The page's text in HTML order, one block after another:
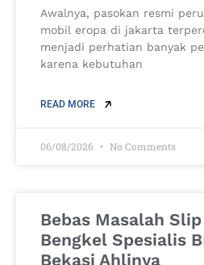
Awalnya, pasokan resmi
mobil eropa di jakarta
menjadi perhatian banyak
karena kebutuhan
READ MORE
06/08/2026 No Comments
Bebas Masalah
Bengkel Spesialis
Bekasi Ahlinya